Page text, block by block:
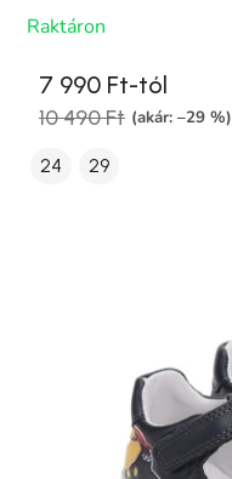
Raktáron
7 990 Ft-tól
10 490 Ft (akár: –29 %)
24 29